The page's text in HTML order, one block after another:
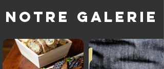
Notre galerie